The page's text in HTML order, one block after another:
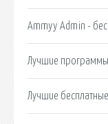
Ammyy Admin -
Лучшие программы
Лучшие